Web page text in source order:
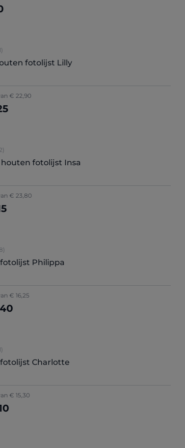
waardering van 5 van 5 sterren
fotolijst Lilly
€ 22,90
waardering van 5 van 5 sterren
fotolijst Insa
€ 23,80
waardering van 4.75 van 5 sterren
Philippa
€ 16,25
waardering van 5 van 5 sterren
Charlotte
€ 15,30